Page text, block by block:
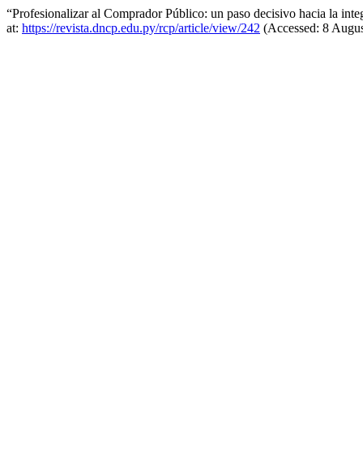
“Profesionalizar al Comprador Público: un paso decisivo hacia la
at: https://revista.dncp.edu.py/rcp/article/view/242 (Accessed: 8